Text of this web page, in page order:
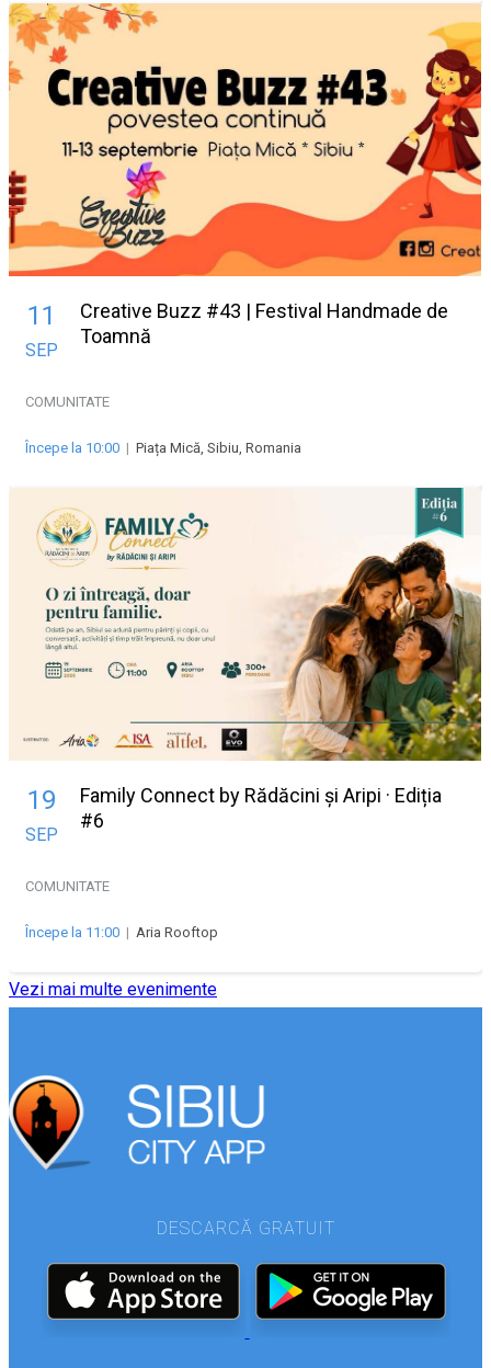
11
SEP
Creative Buzz #43 | Festival Handmade de
Toamnă
COMUNITATE
Începe la 10:00 | Piața Mică, Sibiu, Romania
19
SEP
Family Connect by Rădăcini și Aripi · Ediția
#6
COMUNITATE
Începe la 11:00 | Aria Rooftop
Vezi mai multe evenimente
DESCARCĂ GRATUIT